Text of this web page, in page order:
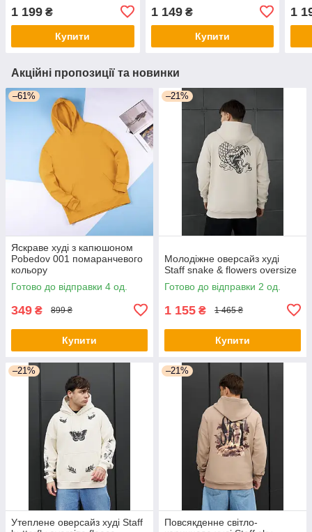
1 199 ₴
Купити
1 149₴
Купити
1
Акційні пропозиції та новинки
–61%
Яскраве худі з капюшоном
Pobedov 001 помаранчевого
кольору
Готово до відправки 4 од.
349 ₴ 899 ₴
Купити
–21%
Молодіжне оверсайз худі
Staff snake & flowers oversize
Готово до відправки 2 од.
1 155 ₴ 1 465 ₴
Купити
–21%
Утеплене оверсайз худі Staff
–21%
Повсякденне світло-